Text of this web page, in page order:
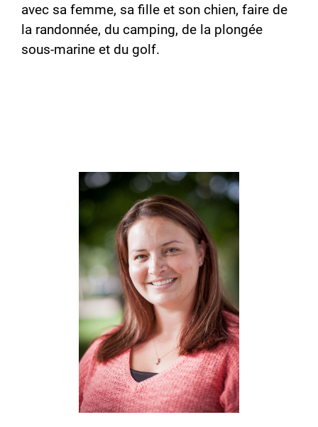
avec sa femme, sa fille et son chien, faire de
la randonnée, du camping, de la plongée
sous-marine et du golf.